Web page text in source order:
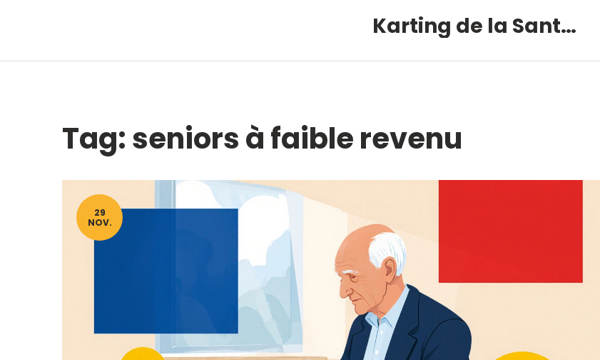
Karting de la Santé – Montalivet
Tag: seniors à faible revenu
29
NOV.